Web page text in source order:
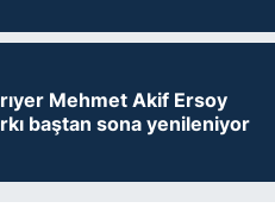
Mehmet Akif Ersoy
baştan sona yenileniyor